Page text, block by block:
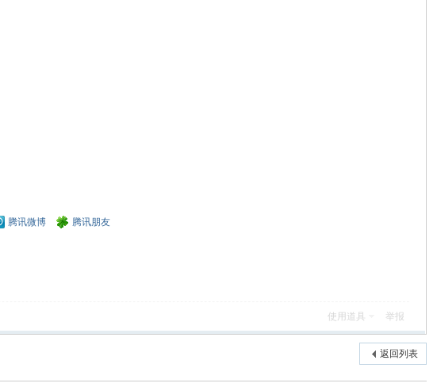
腾讯微博 腾讯朋友
使用道具 举报
返回列表